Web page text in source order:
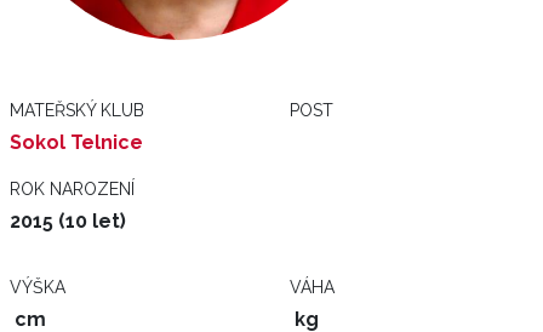
MATEŘSKÝ KLUB
Sokol Telnice
POST
ROK NAROZENÍ
2015 (10 let)
VÝŠKA
cm
VÁHA
kg